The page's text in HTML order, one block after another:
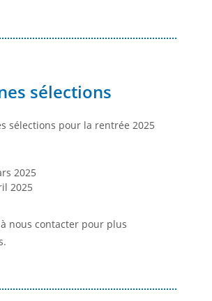
sélections
sélections pour la rentrée 2025
2025
2025
à nous contacter pour plus